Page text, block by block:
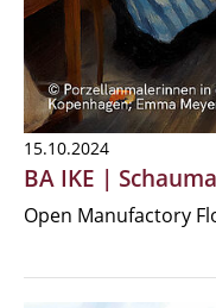
15.10.2024
BA IKE |
Open Manufactory